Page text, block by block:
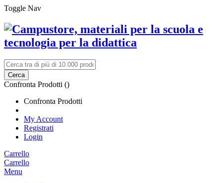
Toggle Nav
Cerca
Confronta Prodotti ()
Confronta Prodotti
My Account
Registrati
Login
Carrello
Carrello
Menu